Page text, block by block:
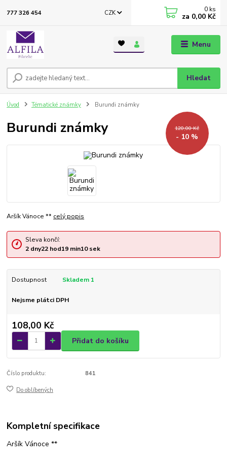
Menu
CZK
Hledat
777 326 454 0 ks
za 0,00 Kč
Úvod Tématické známky Burundi známky
Burundi známky 120,00 Kč
- 10 %
Aršík Vánoce ** celý popis
Sleva končí:
2 dny22hod19min09sek
Dostupnost Skladem 1
Nejsme plátci DPH
108,00 Kč
Přidat do košíku
Číslo produktu: 841
Do oblíbených
Kompletní specifikace
Aršík Vánoce **